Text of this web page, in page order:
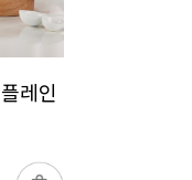
레인